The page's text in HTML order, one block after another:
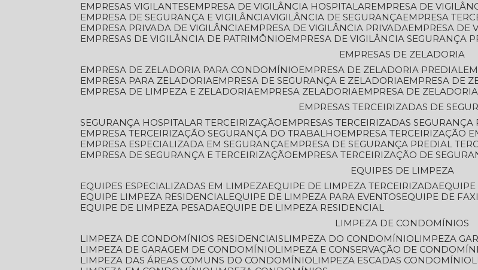
EMPRESAS VIGILANTES
EMPRESA DE VIGILÂNCIA HOSPITALAR
EMPRESA DE
EMPRESA DE SEGURANÇA E VIGILÂNCIA VIGILÂNCIA DE SEGURANÇA
EMPRESA
EMPRESA PRIVADA DE VIGILÂNCIA
EMPRESA DE VIGILÂNCIA PRIVADA
EMPRESA
EMPRESAS DE VIGILÂNCIA DE PATRIMÔNIO
EMPRESA DE VIGILÂNCIA SEGURANÇA
EMPRESAS DE ZELADORIA
EMPRESA DE ZELADORIA PARA CONDOMÍNIO
EMPRESA DE ZELADORIA PREDIAL
EMPRESA PARA ZELADORIA
EMPRESA DE SEGURANÇA E ZELADORIA EMPRESA DE
EMPRESA DE LIMPEZA E ZELADORIA
EMPRESA ZELADORIA
EMPRESA DE
EMPRESAS TERCEIRIZADAS DE
SEGURANÇA HOSPITALAR TERCEIRIZAÇÃO
EMPRESAS TERCEIRIZADAS
EMPRESA TERCEIRIZAÇÃO SEGURANÇA DO TRABALHO
EMPRESA TERCEIRIZAÇÃO
EMPRESA ESPECIALIZADA EM SEGURANÇA
EMPRESA DE SEGURANÇA PREDIAL
EMPRESA DE SEGURANÇA E TERCEIRIZAÇÃO
EMPRESA TERCEIRIZAÇÃO DE
EQUIPES DE LIMPEZA
EQUIPES ESPECIALIZADAS EM LIMPEZA EQUIPE DE LIMPEZA TERCEIRIZADA
EQUIPE LIMPEZA RESIDENCIAL EQUIPE DE LIMPEZA PARA EVENTOS EQUIPE DE
EQUIPE DE LIMPEZA PESADA EQUIPE DE LIMPEZA RESIDENCIAL
LIMPEZA DE CONDOMÍNIOS
LIMPEZA DE CONDOMÍNIOS RESIDENCIAIS
LIMPEZA DO CONDOMÍNIO LIMPEZA
LIMPEZA DE GARAGEM DE CONDOMÍNIO
LIMPEZA E CONSERVAÇÃO DE
LIMPEZA DAS ÁREAS COMUNS DO CONDOMÍNIO
LIMPEZA ESCADAS CONDOMÍNIO